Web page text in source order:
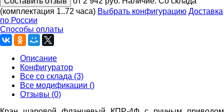
(комплектация 1..72 часа) Выбрать конфигурацию Доставка
по России
Способы оплаты
Описание
Конфигуратор
Все со склада (3)
Все модификации ()
Отзывы (0)